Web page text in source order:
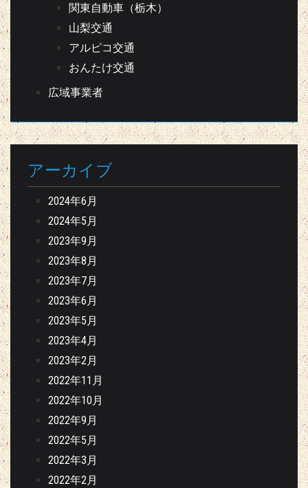
関東自動車（栃木）
山梨交通
アルピコ交通
おんたけ交通
広域事業者
アーカイブ
2024年6月
2024年5月
2023年9月
2023年8月
2023年7月
2023年6月
2023年5月
2023年4月
2023年2月
2022年11月
2022年10月
2022年9月
2022年5月
2022年3月
2022年2月